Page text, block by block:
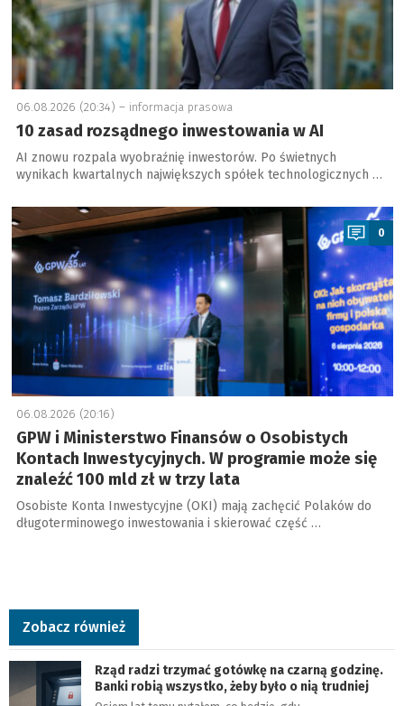
06.08.2026 (20:34) – informacja prasowa
10 zasad rozsądnego inwestowania w AI
AI znowu rozpala wyobraźnię inwestorów. Po świetnych
wynikach kwartalnych największych spółek technologicznych …
a
0
06.08.2026 (20:16)
GPW i Ministerstwo Finansów o Osobistych
Kontach Inwestycyjnych. W programie może się
znaleźć 100 mld zł w trzy lata
Osobiste Konta Inwestycyjne (OKI) mają zachęcić Polaków do
długoterminowego inwestowania i skierować część …
Zobacz również
Rząd radzi trzymać gotówkę na czarną godzinę.
Banki robią wszystko, żeby było o nią trudniej